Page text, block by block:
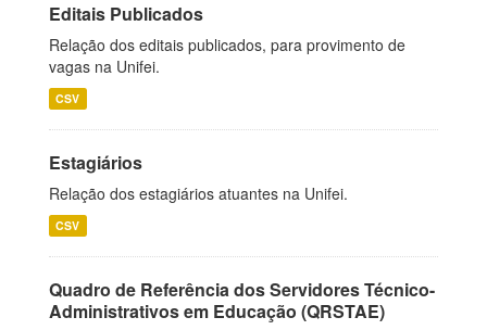
Editais Publicados
Relação dos editais publicados, para provimento de
vagas na Unifei.
CSV
Estagiários
Relação dos estagiários atuantes na Unifei.
CSV
Quadro de Referência dos Servidores Técnico-
Administrativos em Educação (QRSTAE)